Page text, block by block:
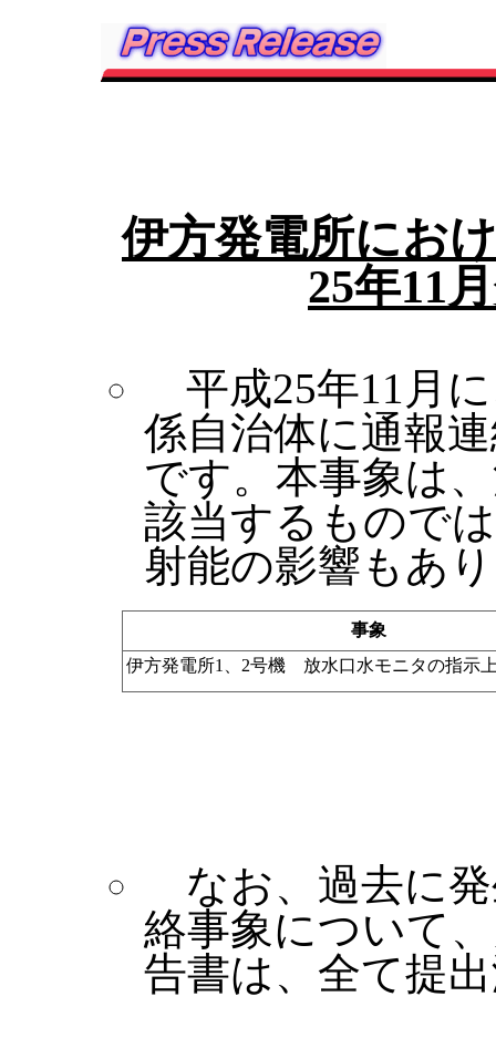
伊方発電所にお
25年11
平成25年11月
係自治体に通報
です。本事象は
該当するもので
射能の影響もあ
事象
伊方発電所1、2号機 放水口水モニタの指示
なお、過去に発
絡事象について
告書は、全て提